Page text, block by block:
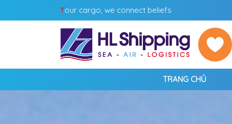
Your cargo, we connect beliefs
TRANG CHỦ